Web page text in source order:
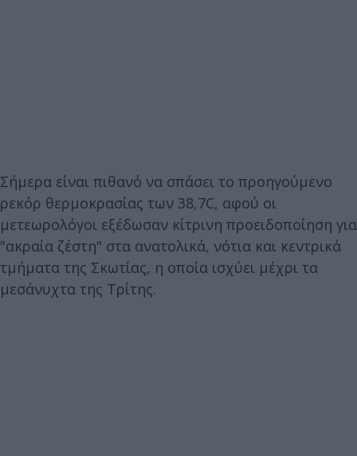
Σήμερα είναι πιθανό να σπάσει το προηγούμενο
ρεκόρ θερμοκρασίας των 38,7C, αφού οι
μετεωρολόγοι εξέδωσαν κίτρινη προειδοποίηση για
"ακραία ζέστη" στα ανατολικά, νότια και κεντρικά
τμήματα της Σκωτίας, η οποία ισχύει μέχρι τα
μεσάνυχτα της Τρίτης.